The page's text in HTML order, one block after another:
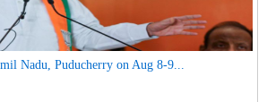
Nadu, Puducherry on Aug 8-9...